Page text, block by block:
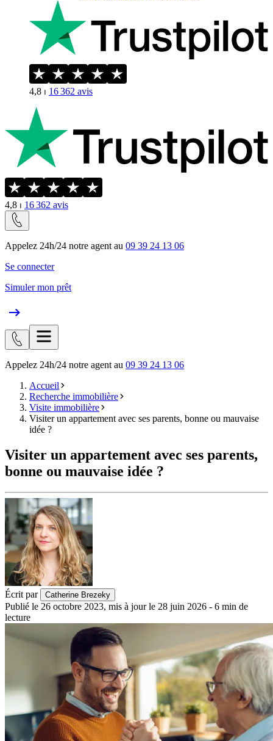
4,8 ⏐ 16 362 avis
4,8 ⏐ 16 362 avis
Appelez 24h/24 notre agent au 09 39 24 13 06
Se connecter
Simuler mon prêt
Appelez 24h/24 notre agent au 09 39 24 13 06
Accueil
Recherche immobilière
Visite immobilière
Visiter un appartement avec ses parents, bonne ou mauvaise
idée ?
Visiter un appartement avec ses parents,
bonne ou mauvaise idée ?
Écrit par Catherine Brezeky
Publié le 26 octobre 2023, mis à jour le 28 juin 2026 - 6 min de
lecture